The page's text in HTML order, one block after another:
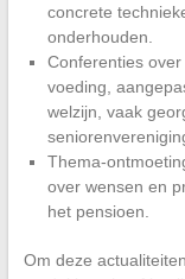
concrete
onderhouden.
Conferenties
voeding,
welzijn, vaak
Thema-
over wensen en
het pensioen.
Om deze